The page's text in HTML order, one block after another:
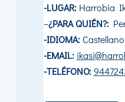
-LUGAR: Harrobia
–¿PARA QUIÉN?:
-IDIOMA:Castellano
-EMAIL:
-TELÉFONO: